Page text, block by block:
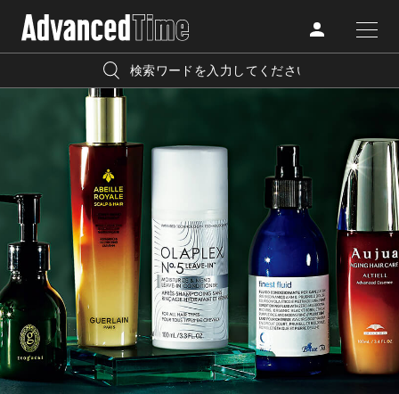
CATEGORY
FASHION
BEAUTY
TRAVEL
LIFESTYLE
FOLLOW US
AdvancedClub
『AdvancedTime』は、自由でしなやかに生きるハイエンド
な大人達におくる、スペシャルイシュー満載のメディア。
高感度なファッション、カルチャーに溺愛、未知の幅広い
教養を求め、今までの人生で積んだ経験、知見を余裕をも
って楽しみながら、進化するソーシャルに寄り添いたい。
何かに縛られていた時間から解き放たれつつある世代の
ライフスタイルを豊かに彩る『AdvancedTime』が発信する
情報をさらに充実し、より速やかに、活用できる
人気の検索キーワード
プレゼント
リゾート インテリア
美白 アイメイク